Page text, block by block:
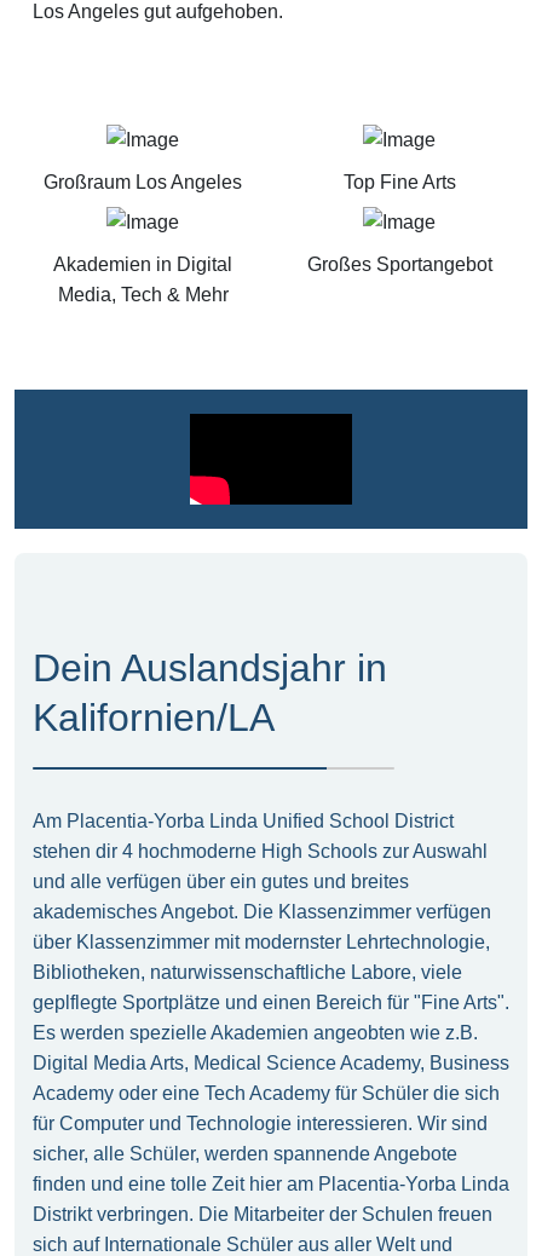
Los Angeles gut aufgehoben.
Großraum Los Angeles Top Fine Arts
Akademien in Digital
Media, Tech & Mehr
Großes Sportangebot
Dein Auslandsjahr in
Kalifornien/LA
Am Placentia-Yorba Linda Unified School District
stehen dir 4 hochmoderne High Schools zur Auswahl
und alle verfügen über ein gutes und breites
akademisches Angebot. Die Klassenzimmer verfügen
über Klassenzimmer mit modernster Lehrtechnologie,
Bibliotheken, naturwissenschaftliche Labore, viele
geplflegte Sportplätze und einen Bereich für "Fine Arts".
Es werden spezielle Akademien angeobten wie z.B.
Digital Media Arts, Medical Science Academy, Business
Academy oder eine Tech Academy für Schüler die sich
für Computer und Technologie interessieren. Wir sind
sicher, alle Schüler, werden spannende Angebote
finden und eine tolle Zeit hier am Placentia-Yorba Linda
Distrikt verbringen. Die Mitarbeiter der Schulen freuen
sich auf Internationale Schüler aus aller Welt und